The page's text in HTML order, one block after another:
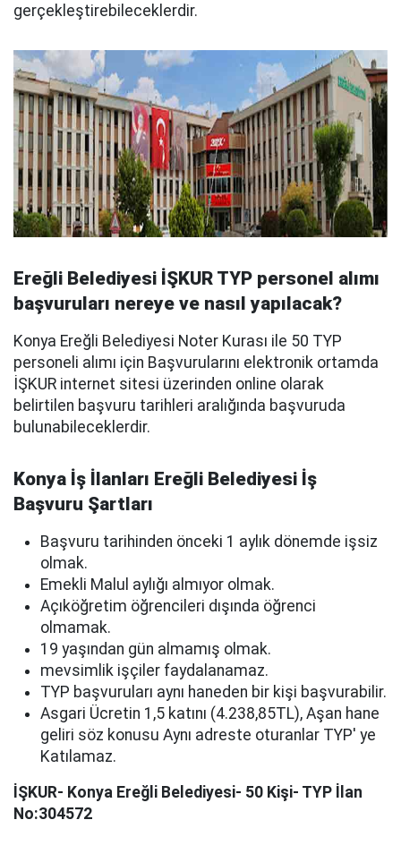
gerçekleştirebileceklerdir.
Ereğli Belediyesi İŞKUR TYP personel alımı
başvuruları nereye ve nasıl yapılacak?
Konya Ereğli Belediyesi Noter Kurası ile 50 TYP
personeli alımı için Başvurularını elektronik ortamda
İŞKUR internet sitesi üzerinden online olarak
belirtilen başvuru tarihleri aralığında başvuruda
bulunabileceklerdir.
Konya İş İlanları Ereğli Belediyesi İş
Başvuru Şartları
Başvuru tarihinden önceki 1 aylık dönemde işsiz
olmak.
Emekli Malul aylığı almıyor olmak.
Açıköğretim öğrencileri dışında öğrenci
olmamak.
19 yaşından gün almamış olmak.
mevsimlik işçiler faydalanamaz.
TYP başvuruları aynı haneden bir kişi başvurabilir.
Asgari Ücretin 1,5 katını (4.238,85TL), Aşan hane
geliri söz konusu Aynı adreste oturanlar TYP' ye
Katılamaz.
İŞKUR- Konya Ereğli Belediyesi- 50 Kişi- TYP İlan
No:304572